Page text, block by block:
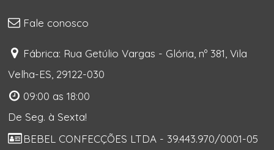
Fale conosco
Fábrica: Rua Getúlio Vargas - Glória, nº 381, Vila
Velha-ES, 29122-030
09:00 as 18:00
De Seg. à Sexta!
BEBEL CONFECÇÕES LTDA - 39.443.970/0001-05